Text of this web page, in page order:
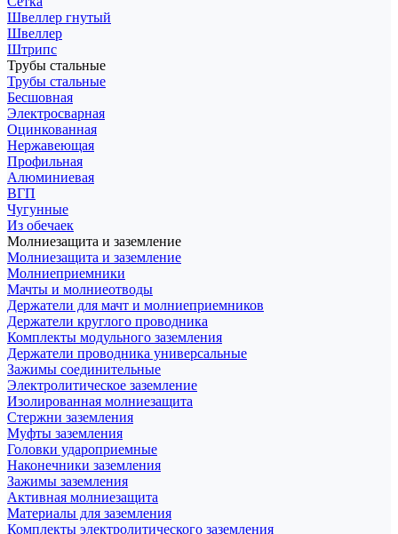
Швеллер гнутый
Швеллер
Штрипс
Трубы стальные
Трубы стальные
Бесшовная
Электросварная
Оцинкованная
Нержавеющая
Профильная
Алюминиевая
ВГП
Чугунные
Из обечаек
Молниезащита и заземление
Молниезащита и заземление
Молниеприемники
Мачты и молниеотводы
Держатели для мачт и молниеприемников
Держатели круглого проводника
Комплекты модульного заземления
Держатели проводника универсальные
Зажимы соединительные
Электролитическое заземление
Изолированная молниезащита
Стержни заземления
Муфты заземления
Головки удароприемные
Наконечники заземления
Зажимы заземления
Активная молниезащита
Материалы для заземления
Комплекты электролитического заземления